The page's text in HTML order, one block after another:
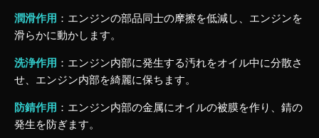
潤滑作用 ：エンジンの部品同士の摩擦を低減し、エンジンを
滑らかに動かします。
洗浄作用 ：エンジン内部に発生する汚れをオイル中に分散さ
せ、エンジン内部を綺麗に保ちます。
防錆作用 ：エンジン内部の金属にオイルの被膜を作り、錆の
発生を防ぎます。